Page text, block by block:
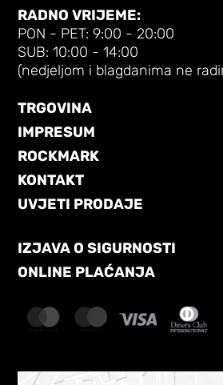
RADNO VRIJEME:
PON - PET: 9:00 - 20:00
SUB: 10:00 - 14:00
(nedjeljom i blagdanima ne
TRGOVINA
IMPRESUM
ROCKMARK
KONTAKT
UVJETI PRODAJE
IZJAVA O SIGURNOSTI
ONLINE PLAĆANJA